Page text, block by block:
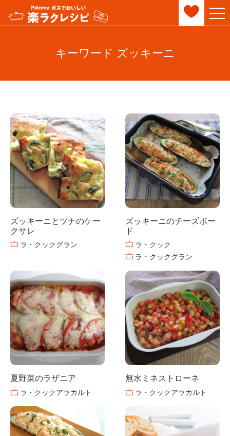
キーワード ズッキーニ
ズッキーニとツナのケー
クサレ
ラ・クックグラン
ズッキーニのチーズボー
ド
ラ・クック
ラ・クックグラン
夏野菜のラザニア
ラ・クックアラカルト
無水ミネストローネ
ラ・クックアラカルト